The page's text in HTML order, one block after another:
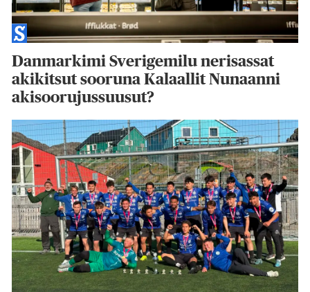
Danmarkimi Sverigemilu nerisassat
akikitsut sooruna Kalaallit Nunaanni
akisoorujussuusut?